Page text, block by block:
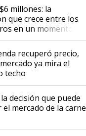
millones: la
que crece entre los
en un momento
para la actividad
recuperó precio,
ya mira el
techo
decisión que puede
el mercado de la carne